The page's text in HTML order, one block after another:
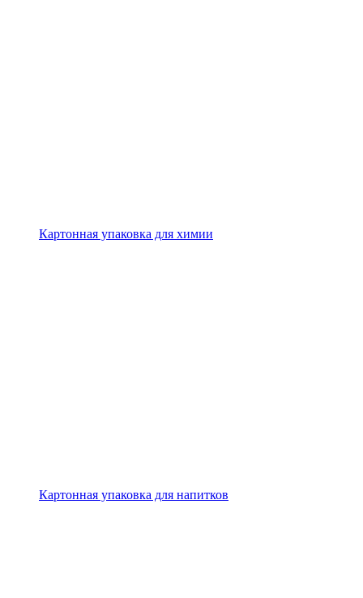
Картонная упаковка для химии
Картонная упаковка для напитков